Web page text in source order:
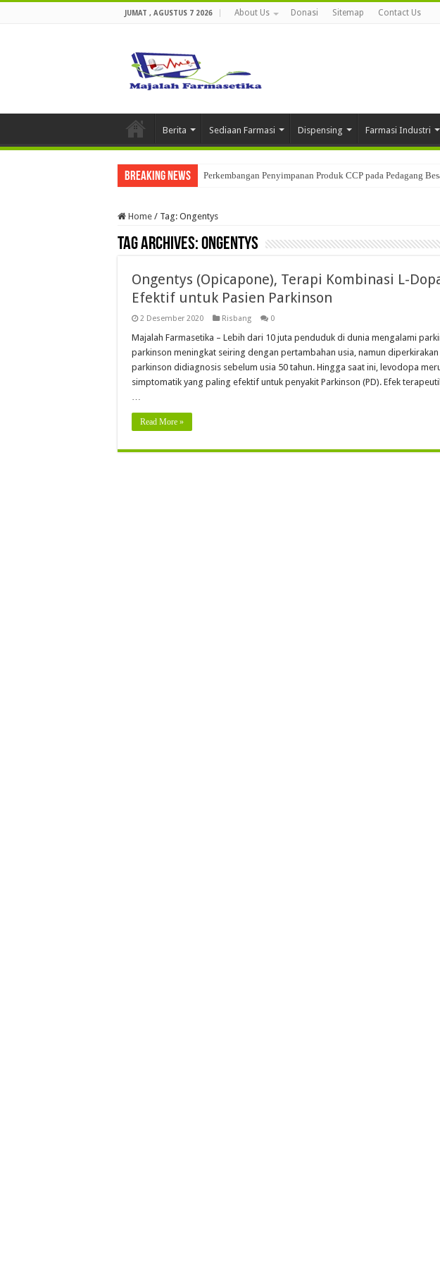
JUMAT , AGUSTUS 7 2026 About Us Donasi Sitemap Contact Us
Berita Sediaan Farmasi Dispensing Farmasi Industri
Breaking News Perkembangan Penyimpanan Produk CCP pada Pedagang
Home / Tag: Ongentys
Tag Archives:Ongentys
Ongentys (Opicapone), Terapi Kombinasi L-
Efektif untuk Pasien Parkinson
2 Desember 2020 Risbang 0
Majalah Farmasetika – Lebih dari 10 juta penduduk di dunia mengalami
parkinson meningkat seiring dengan pertambahan usia, namun
parkinson didiagnosis sebelum usia 50 tahun. Hingga saat ini, levodopa
simptomatik yang paling efektif untuk penyakit Parkinson (PD). Efek
…
Read More »